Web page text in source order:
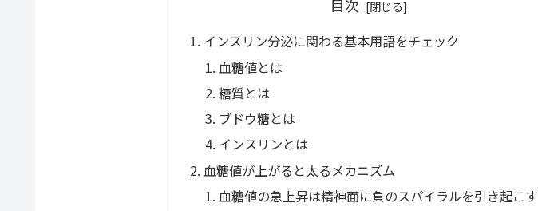
目次
インスリン分泌に関わる基本用語をチェック
血糖値とは
糖質とは
ブドウ糖とは
インスリンとは
血糖値が上がると太るメカニズム
血糖値の急上昇は精神面に負のスパイラルを引き起こす